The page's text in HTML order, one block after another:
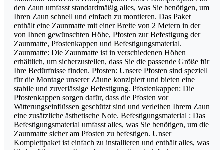
den Zaun umfasst standardmäßig alles, was Sie benötigen, um
Ihren Zaun schnell und einfach zu montieren. Das Paket
enthält eine Zaunmatte mit einer Breite von 2 Metern in der
von Ihnen gewünschten Höhe, Pfosten zur Befestigung der
Zaunmatte, Pfostenkappen und Befestigungsmaterial.
Zaunmatte: Die Zaunmatte ist in verschiedenen Höhen
erhältlich, um sicherzustellen, dass Sie die passende Größe für
Ihre Bedürfnisse finden. Pfosten: Unsere Pfosten sind speziell
für die Montage unserer Zäune konzipiert und bieten eine
stabile und zuverlässige Befestigung. Pfostenkappen: Die
Pfostenkappen sorgen dafür, dass die Pfosten vor
Witterungseinflüssen geschützt sind und verleihen Ihrem Zaun
eine zusätzliche ästhetische Note. Befestigungsmaterial : Das
Befestigungsmaterial umfasst alles, was Sie benötigen, um die
Zaunmatte sicher am Pfosten zu befestigen. Unser
Komplettpaket ist einfach zu installieren und enthält alles, was